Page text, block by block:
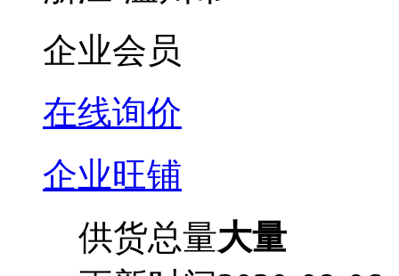
企业会员
在线询价
企业旺铺
供货总量大量